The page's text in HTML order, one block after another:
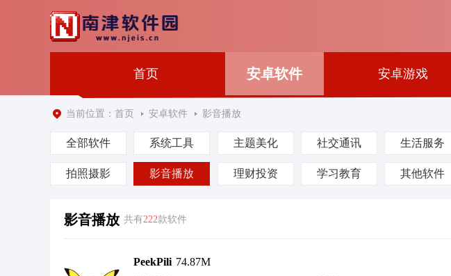
首页 安卓软件 安卓游戏
当前位置： 首页 安卓软件 影音播放
全部软件 系统工具 主题美化 社交通讯 生活服务
拍照摄影 影音播放 理财投资 学习教育 其他软件
影音播放 共有222款软件
PeekPili 74.87M